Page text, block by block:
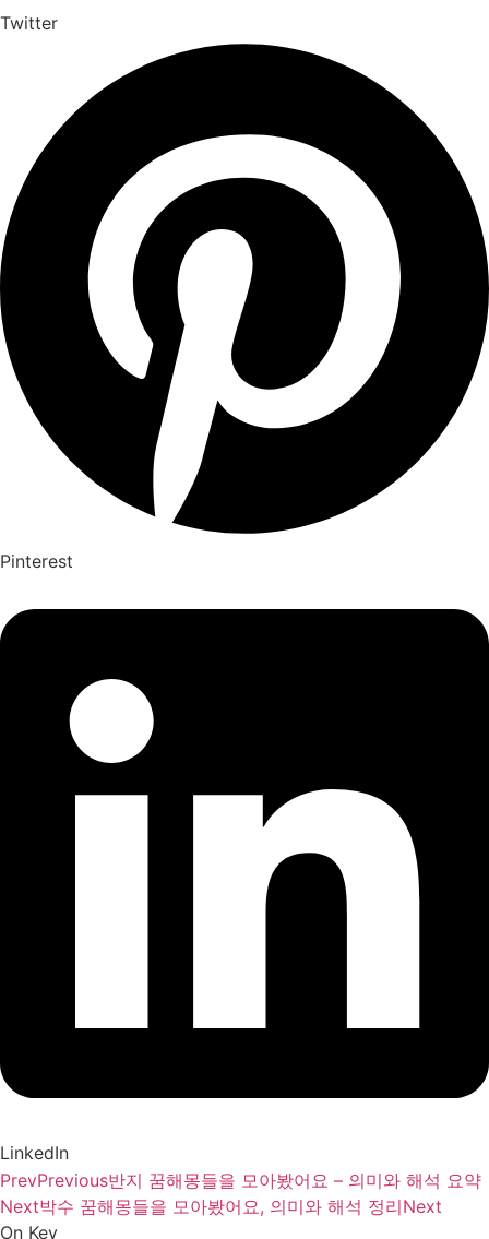
Twitter
Pinterest
LinkedIn
PrevPrevious반지 꿈해몽들을 모아봤어요 – 의미와 해석 요약
Next박수 꿈해몽들을 모아봤어요, 의미와 해석 정리Next
On Key